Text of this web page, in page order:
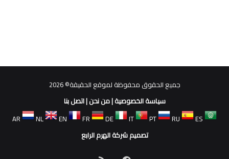
جميع الحقوق محفوظة لموقع الحقيقة© 2026
سياسة الخصوصية|من نحن|اتصل بنا
AR
NL EN FR DE IT PT RU
ES
تصميم شركة الهرم الرابع